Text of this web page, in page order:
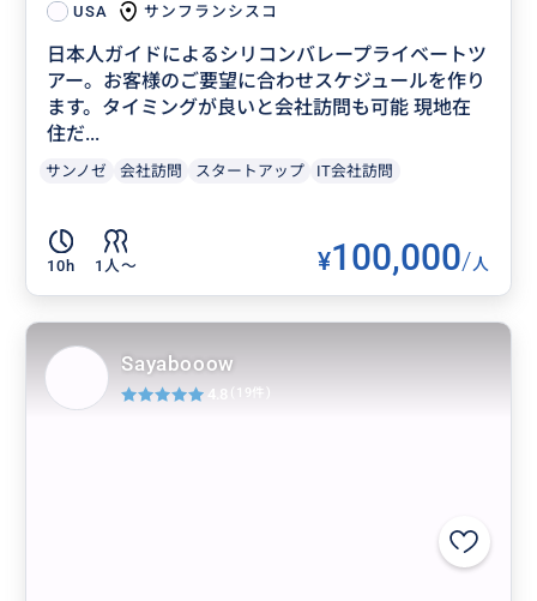
USA サンフランシスコ
日本人ガイドによるシリコンバレープライベートツ
アー。お客様のご要望に合わせスケジュールを作り
ます。タイミングが良いと会社訪問も可能 現地在
住だ...
サンノゼ 会社訪問 スタートアップ IT会社訪問
10h 1人〜 ¥100,000/人
Sayabooow
4.8 (19件)